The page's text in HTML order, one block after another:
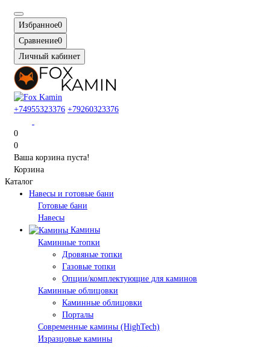
Избранное0
Сравнение0
Личный кабинет
+74955323376 +79260323376
0
0
Ваша корзина пуста!
Корзина
Каталог
Навесы и готовые бани
Готовые бани
Навесы
Камины
Каминные топки
Дровяные топки
Газовые топки
Опции/комплектующие для каминов
Каминные облицовки
Каминные облицовки
Порталы
Современные камины (HighTech)
Изразцовые камины